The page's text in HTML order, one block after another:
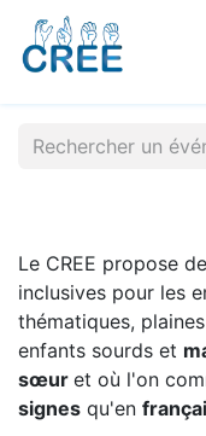
Le CREE propose
inclusives pour les
thématiques,
enfants sourds et
sœur et où l'on
signes qu'en